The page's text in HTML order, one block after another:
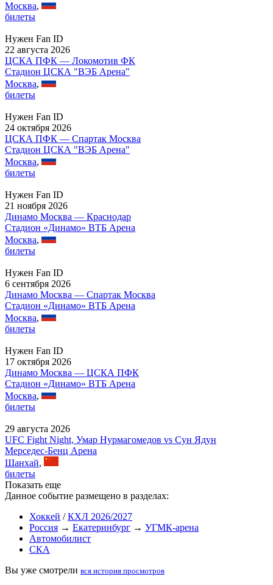
Москва,
билеты
Нужен Fan ID
22 августа 2026
ЦСКА ПФК — Локомотив ФК
Стадион ЦСКА "ВЭБ Арена"
Москва,
билеты
Нужен Fan ID
24 октября 2026
ЦСКА ПФК — Спартак Москва
Стадион ЦСКА "ВЭБ Арена"
Москва,
билеты
Нужен Fan ID
21 ноября 2026
Динамо Москва — Краснодар
Стадион «Динамо» ВТБ Арена
Москва,
билеты
Нужен Fan ID
6 сентября 2026
Динамо Москва — Спартак Москва
Стадион «Динамо» ВТБ Арена
Москва,
билеты
Нужен Fan ID
17 октября 2026
Динамо Москва — ЦСКА ПФК
Стадион «Динамо» ВТБ Арена
Москва,
билеты
29 августа 2026
UFC Fight Night, Умар Нурмагомедов vs Сун Ядун
Мерседес-Бенц Арена
Шанхай,
билеты
Показать еще
Данное событие размещено в разделах:
Хоккей /КХЛ 2026/2027
Россия → Екатеринбург → УГМК-арена
Автомобилист
СКА
Вы уже смотрели вся история просмотров